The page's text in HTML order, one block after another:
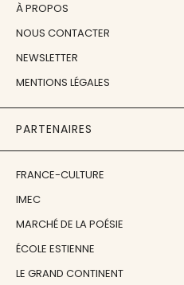
À PROPOS
NOUS CONTACTER
NEWSLETTER
MENTIONS LÉGALES
PARTENAIRES
FRANCE-CULTURE
IMEC
MARCHÉ DE LA POÉSIE
ÉCOLE ESTIENNE
LE GRAND CONTINENT